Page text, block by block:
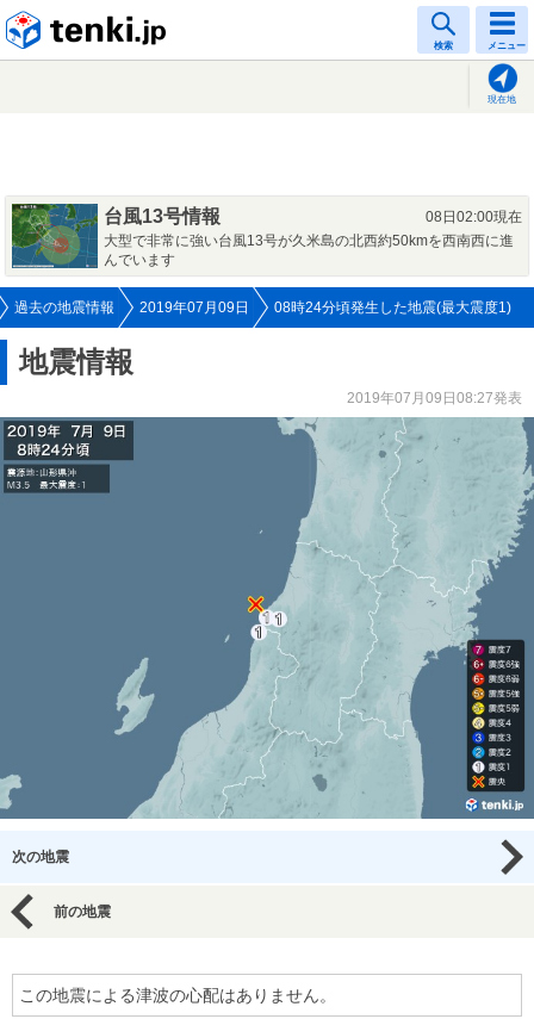
検索 メニュー
現在地
台風13号情報
08日02:00現在
大型で非常に強い台風13号が久米島の北西約50kmを西南西に進
んでいます
過去の地震情報 2019年07月09日 08時24分頃発生した地震(最大震度1)
地震情報
2019年07月09日08:27発表
次の地震
前の地震
この地震による津波の心配はありません。